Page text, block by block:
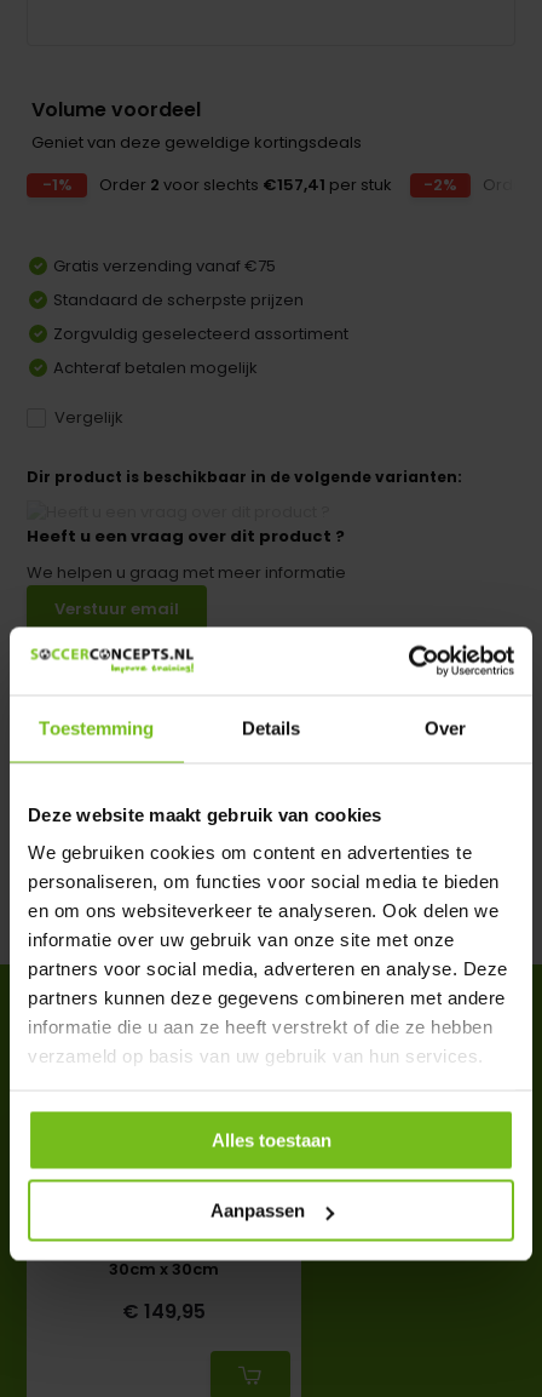
Toestemming Details Over
Deze website maakt gebruik van cookies
We gebruiken cookies om content en advertenties te
personaliseren, om functies voor social media te bieden
en om ons websiteverkeer te analyseren. Ook delen we
informatie over uw gebruik van onze site met onze
partners voor social media, adverteren en analyse. Deze
partners kunnen deze gegevens combineren met andere
informatie die u aan ze heeft verstrekt of die ze hebben
verzameld op basis van uw gebruik van hun services.
Alles toestaan
Aanpassen
Volume voordeel
Geniet van deze geweldige kortingsdeals
-1%
Order 2 voor slechts €157,41 per stuk -2% Order
Gratis verzending vanaf €75
Standaard de scherpste prijzen
Zorgvuldig geselecteerd assortiment
Achteraf betalen mogelijk
Vergelijk
Dir product is beschikbaar in de volgende varianten:
Heeft u een vraag over dit product ?
We helpen u graag met meer informatie
Verstuur email
Specificaties
Reviews
Delen
ACCESSOIRES
Complete your purchase
30cm x 30cm
€ 149,95